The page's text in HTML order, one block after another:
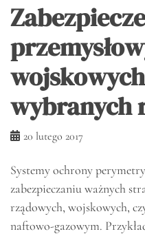
wybranych
20 lutego 2017
Systemy ochrony
zabezpieczaniu ważnych
rządowych, wojskowych,
naftowo-gazowym.